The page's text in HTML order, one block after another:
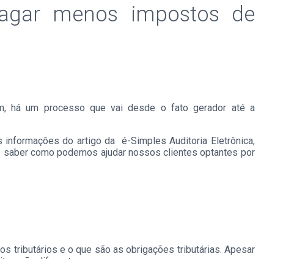
menos impostos de
há um processo que vai desde o fato gerador até a
informações do artigo da é-Simples Auditoria Eletrônica,
como podemos ajudar nossos clientes optantes por
tributários e o que são as obrigações tributárias. Apesar